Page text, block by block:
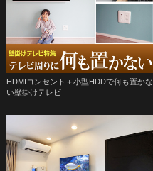
HDMIコンセント＋小型HDDで何も置かな
い壁掛けテレビ